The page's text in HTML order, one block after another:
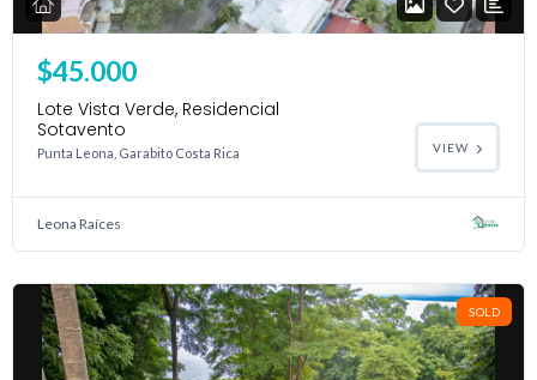
$45.000
Lote Vista Verde, Residencial
Sotavento
Punta Leona, Garabito Costa Rica VIEW
Leona Raíces
SOLD